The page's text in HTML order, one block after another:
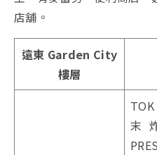
店舖。
遠東 Garden City
樓層
末